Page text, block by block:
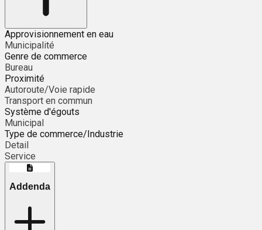
Approvisionnement en eau
Municipalité
Genre de commerce
Bureau
Proximité
Autoroute/Voie rapide
Transport en commun
Système d'égouts
Municipal
Type de commerce/Industrie
Detail
Service
Addenda